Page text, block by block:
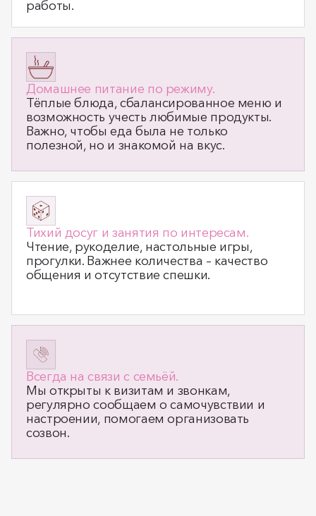
работы.
Домашнее питание по режиму.
Тёплые блюда, сбалансированное меню и
возможность учесть любимые продукты.
Важно, чтобы еда была не только
полезной, но и знакомой на вкус.
Тихий досуг и занятия по интересам.
Чтение, рукоделие, настольные игры,
прогулки. Важнее количества – качество
общения и отсутствие спешки.
Всегда на связи с семьёй.
Мы открыты к визитам и звонкам,
регулярно сообщаем о самочувствии и
настроении, помогаем организовать
созвон.